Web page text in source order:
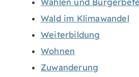
Wahlen und
Wald im Klimawandel
Weiterbildung
Wohnen
Zuwanderung